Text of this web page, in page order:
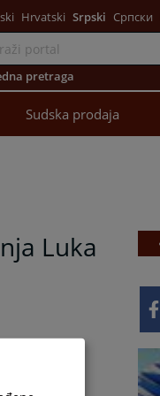
Hrvatski Srpski Српски
pretraga
Sudska prodaja
Luka